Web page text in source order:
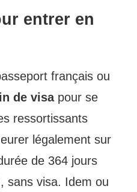
entrer en
français ou
de visapour se
ressortissants
légalement sur
de 364 jours
sans visa. Idem ou